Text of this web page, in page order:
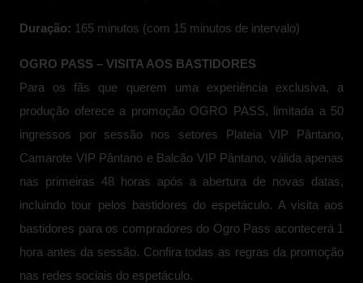
Duração: 165 minutos (com 15 minutos de intervalo)
OGRO PASS – VISITA AOS BASTIDORES
Para os fãs que querem uma experiência exclusiva, a
produção oferece a promoção OGRO PASS, limitada a 50
ingressos por sessão nos setores Plateia VIP Pântano,
Camarote VIP Pântano e Balcão VIP Pântano, válida apenas
nas primeiras 48 horas após a abertura de novas datas,
incluindo tour pelos bastidores do espetáculo. A visita aos
bastidores para os compradores do Ogro Pass acontecerá 1
hora antes da sessão. Confira todas as regras da promoção
nas redes sociais do espetáculo.